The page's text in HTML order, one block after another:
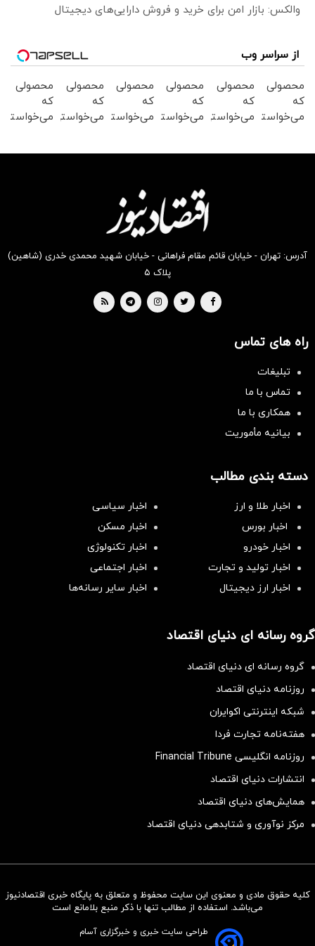
سرمایه‌گذاری همسنگ با شاخص
والکس: بازار امن برای خرید و فروش دارایی‌های دیجیتال
از سراسر وب
محصولی
که
می‌خواستی
محصولی
که
می‌خواستی
محصولی
که
می‌خواستی
بخر !
محصولی
که
می‌خواستی
بخر !
محصولی
که
می‌خواستی
محصولی
که
می‌خواستی
آدرس: تهران - خیابان قائم مقام فراهانی - خیابان شهید محمدی خدری (شاهین)
پلاک ۵
راه های تماس
تبلیغات
تماس با ما
همکاری با ما
بیانیه مأموریت
دسته بندی مطالب
اخبار طلا و ارز
اخبار سیاسی
اخبار بورس
اخبار مسکن
اخبار خودرو
اخبار تکنولوژی
اخبار تولید و تجارت
اخبار اجتماعی
اخبار ارز دیجیتال
اخبار سایر رسانه‌‌ها
گروه رسانه ای دنیای اقتصاد
گروه رسانه ای دنیای اقتصاد
روزنامه دنیای اقتصاد
شبکه اینترنتی اکوایران
هفته‌نامه تجارت فردا
روزنامه انگلیسی Financial Tribune
انتشارات دنیای اقتصاد
همایش‌های دنیای اقتصاد
مرکز نوآوری و شتابدهی دنیای اقتصاد
کلیه حقوق مادی و معنوی این سایت محفوظ و متعلق به پایگاه خبری اقتصادنیوز
می‌باشد. استفاده از مطالب تنها با ذکر منبع بلامانع است
طراحی سایت خبری و خبرگزاری آسام